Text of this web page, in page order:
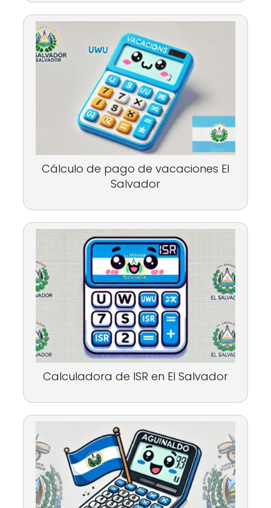
Cálculo de pago de vacaciones El
Salvador
Calculadora de ISR en El Salvador